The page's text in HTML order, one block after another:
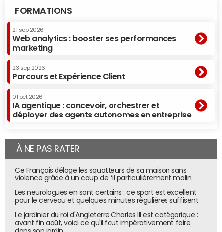
FORMATIONS
21 sep 2026
Web analytics : booster ses performances
marketing
23 sep 2026
Parcours et Expérience Client
01 oct 2026
IA agentique : concevoir, orchestrer et
déployer des agents autonomes en entreprise
À NE PAS RATER
Ce Français déloge les squatteurs de sa maison sans
violence grâce à un coup de fil particulièrement malin
Les neurologues en sont certains : ce sport est excellent
pour le cerveau et quelques minutes régulières suffisent
Le jardinier du roi d'Angleterre Charles III est catégorique :
avant fin août, voici ce qu'il faut impérativement faire
dans son jardin